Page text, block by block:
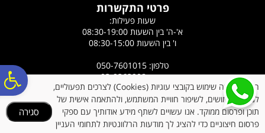
פרטי התקשרות
שעות פעילות:
א'-ה' בין השעות 08:30-19:00
ו' בין השעות 08:30-15:00
טלפון: 050-7601015
פקס: 03-9363908
כתובת: רח' הלוטוס 5, אורנית
אימייל:ronyazdi@gmail.com
האתר עושה שימוש בקובצי עוגיות (Cookies) לצרכים תפעוליים,
לניתוח שימושים, לשיפור חוויית המשתמש, ולהתאמה אישית של
תוכן ופרסום ממוקד. אנו עשויים לשתף מידע אודותיך עם ספקי
פרסום חיצוניים כדי להציג לך מודעות הרלוונטיות לתחומי העניין
סגירה